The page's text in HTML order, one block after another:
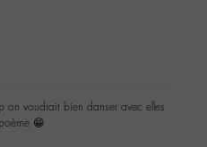
on voudrait bien danser avec elles
😁